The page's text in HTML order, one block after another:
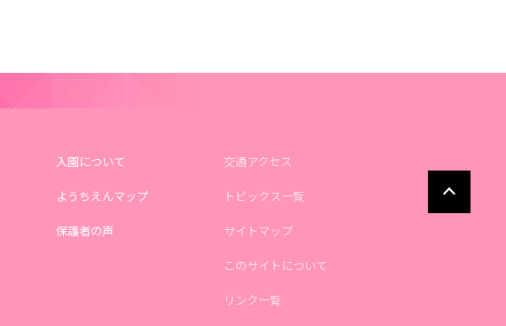
入園について
ようちえんマップ
保護者の声
交通アクセス
トピックス一覧
サイトマップ
このサイトについて
リンク一覧